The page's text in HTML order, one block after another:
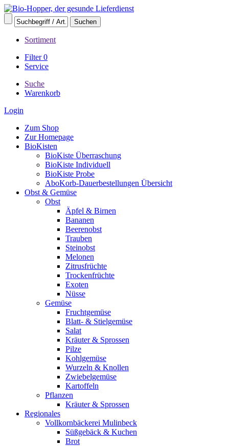
Sortiment
Filter0
Service
Suche
Warenkorb
Login
Zum Shop
Zur Homepage
BioKisten
BioKiste Überraschung
BioKiste Individuell
BioKiste Probe
AboKorb-Dauerbestellungen Übersicht
Obst & Gemüse
Obst
Äpfel & Birnen
Bananen
Beerenobst
Trauben
Steinobst
Melonen
Zitrusfrüchte
Trockenfrüchte
Exoten
Nüsse
Gemüse
Fruchtgemüse
Blatt- & Stielgemüse
Salat
Kräuter & Sprossen
Pilze
Kohlgemüse
Wurzeln & Knollen
Zwiebelgemüse
Kartoffeln
Pflanzen
Kräuter & Sprossen
Regionales
Vollkornbäckerei Mulinbeck
Süßgebäck & Kuchen
Brot